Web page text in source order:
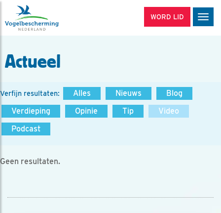
WORD LID
Actueel
Verfijn resultaten: Alles Nieuws
Blog
Verdieping
Opinie Tip
Video
Podcast
Geen resultaten.